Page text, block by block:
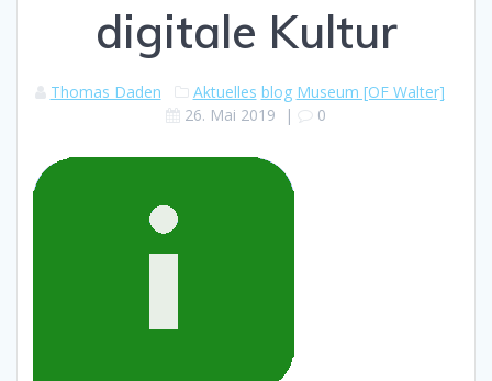
digitale Kultur
Thomas Daden Aktuelles blog Museum [OF Walter]
26. Mai 2019 | 0